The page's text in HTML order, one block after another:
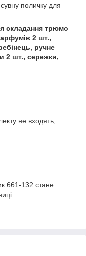
поличку для
складання трюмо
2 шт.,
ручне
2 шт., сережки,
не входять,
661-132 стане